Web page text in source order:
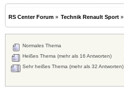
RS Center Forum » Technik Renault Sport »
Normales Thema
Heißes Thema (mehr als 16 Antworten)
Sehr heißes Thema (mehr als 32 Antworten)